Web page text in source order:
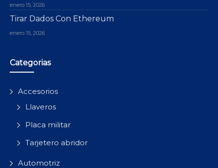
enero 15, 2026
Tirar Dados Con Ethereum
enero 15, 2026
Categorias
Accesorios
Llaveros
Placa militar
Tarjetero abridor
Automotriz